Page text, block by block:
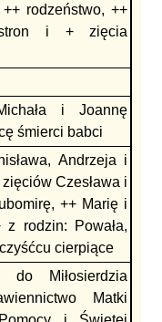
rodzeństwo, ++
i + zięcia
i Joannę
śmierci babci
Andrzeja i
Czesława i
++ Marię i
rodzin: Powała,
cierpiące
do Miłosierdzia
Matki